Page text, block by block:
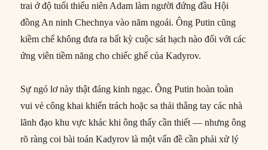
trai ở độ tuổi thiếu niên Adam làm người đứng đầu Hội
đồng An ninh Chechnya vào năm ngoái. Ông Putin cũng
kiềm chế không đưa ra bất kỳ cuộc sát hạch nào đối với các
ứng viên tiềm năng cho chiếc ghế của Kadyrov.
Sự ngó lơ này thật đáng kinh ngạc. Ông Putin hoàn toàn
vui vẻ công khai khiển trách hoặc sa thải thẳng tay các nhà
lãnh đạo khu vực khác khi ông thấy cần thiết — nhưng ông
rõ ràng coi bài toán Kadyrov là một vấn đề cần phải xử lý